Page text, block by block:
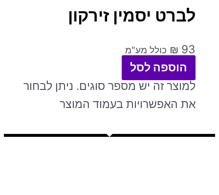
לברט יסמין זירקון
₪ 93 כולל מע"מ
הוספה לסל
למוצר זה יש מספר סוגים. ניתן לבחור
את האפשרויות בעמוד המוצר